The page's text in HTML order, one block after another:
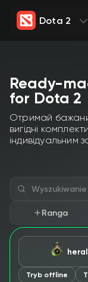
Dota 2
Ready-
for Dota 2
Отримай
вигідні
індивідуальним
Ranga
Tryb offline